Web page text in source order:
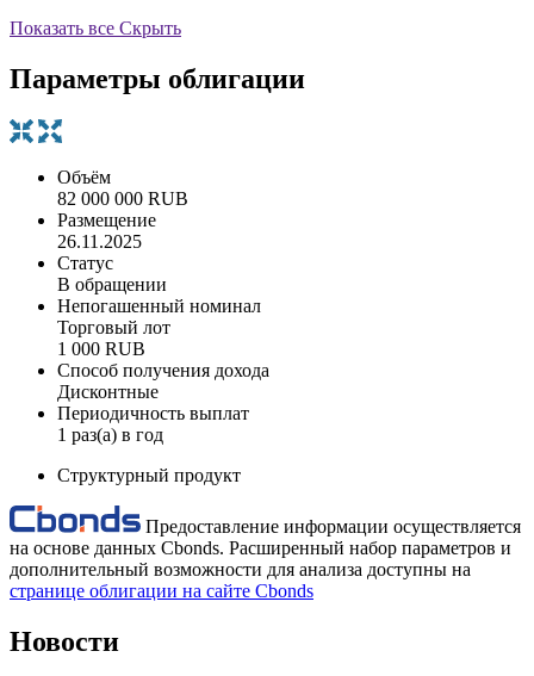
Показать все Скрыть
Параметры облигации
Объём
82 000 000 RUB
Размещение
26.11.2025
Статус
В обращении
Непогашенный номинал
Торговый лот
1 000 RUB
Способ получения дохода
Дисконтные
Периодичность выплат
1 раз(а) в год
Структурный продукт
Предоставление информации осуществляется
на основе данных Cbonds. Расширенный набор параметров и
дополнительный возможности для анализа доступны на
странице облигации на сайте Cbonds
Новости